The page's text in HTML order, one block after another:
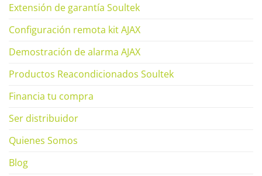
Extensión de garantía Soultek
Configuración remota kit AJAX
Demostración de alarma AJAX
Productos Reacondicionados Soultek
Financia tu compra
Ser distribuidor
Quienes Somos
Blog